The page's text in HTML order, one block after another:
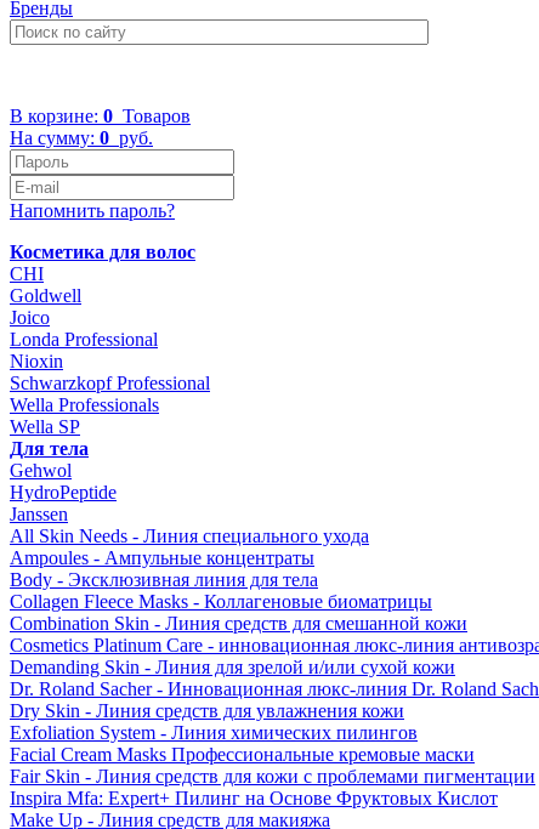
Бренды
В корзине: 0 Товаров
На сумму: 0 руб.
Напомнить пароль?
Косметика для волос
CHI
Goldwell
Joico
Londa Professional
Nioxin
Schwarzkopf Professional
Wella Professionals
Wella SP
Для тела
Gehwol
HydroPeptide
Janssen
All Skin Needs - Линия специального ухода
Ampoules - Ампульные концентраты
Body - Эксклюзивная линия для тела
Collagen Fleece Masks - Коллагеновые биоматрицы
Combination Skin - Линия средств для смешанной кожи
Cosmetics Platinum Care - инновационная люкс-линия
Demanding Skin - Линия для зрелой и/или сухой кожи
Dr. Roland Sacher - Инновационная люкс-линия Dr. Roland
Dry Skin - Линия средств для увлажнения кожи
Exfoliation System - Линия химических пилингов
Facial Cream Masks Профессиональные кремовые маски
Fair Skin - Линия средств для кожи с проблемами пигментации
Inspira Mfa: Expert+ Пилинг на Основе Фруктовых Кислот
Make Up - Линия средств для макияжа